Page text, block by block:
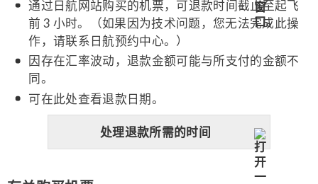
通过日航网站购买的机票，可退款时间截止至起飞
前 3 小时。（如果因为技术问题，您无法完成此操
作，请联系日航预约中心。）
因存在汇率波动，退款金额可能与所支付的金额不
同。
可在此处查看退款日期。
处理退款所需的时间